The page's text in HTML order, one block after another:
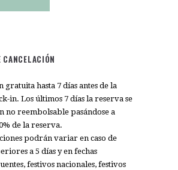
gratuita hasta 7 días antes de la
in. Los últimos 7 días la reserva se
no reembolsable pasándose a
de la reserva.
podrán variar en caso de
a 5 días y en fechas
festivos nacionales, festivos